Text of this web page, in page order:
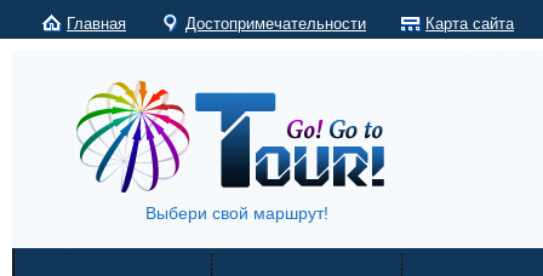
Главная Достопримечательности Карта сайта
Выбери свой маршрут!